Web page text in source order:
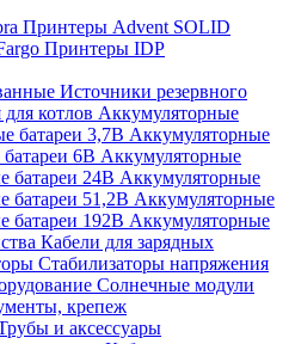
Принтеры Advent SOLID
Принтеры IDP
Источники резервного
котлов Аккумуляторные
батареи 3,7В Аккумуляторные
6В Аккумуляторные
батареи 24В Аккумуляторные
батареи 51,2В Аккумуляторные
батареи 192В Аккумуляторные
Кабели для зарядных
Стабилизаторы напряжения
Солнечные модули
крепеж
и аксессуары